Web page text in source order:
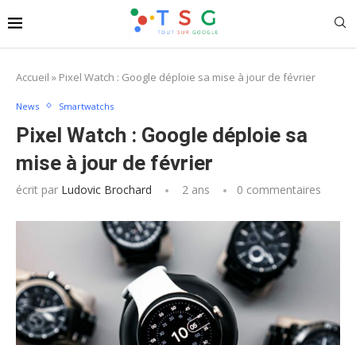
Accueil » Pixel Watch : Google déploie sa mise à jour de février
News Smartwatchs
Pixel Watch : Google déploie sa
mise à jour de février
écrit par Ludovic Brochard 2 ans 0 commentaires